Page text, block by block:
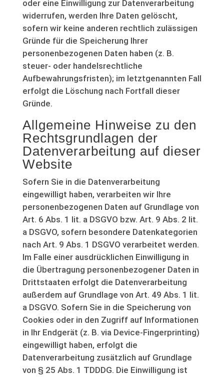
oder eine Einwilligung zur Datenverarbeitung
widerrufen, werden Ihre Daten gelöscht,
sofern wir keine anderen rechtlich zulässigen
Gründe für die Speicherung Ihrer
personenbezogenen Daten haben (z. B.
steuer- oder handelsrechtliche
Aufbewahrungsfristen); im letztgenannten Fall
erfolgt die Löschung nach Fortfall dieser
Gründe.
Allgemeine Hinweise zu den
Rechtsgrundlagen der
Datenverarbeitung auf dieser
Website
Sofern Sie in die Datenverarbeitung
eingewilligt haben, verarbeiten wir Ihre
personenbezogenen Daten auf Grundlage von
Art. 6 Abs. 1 lit. a DSGVO bzw. Art. 9 Abs. 2 lit.
a DSGVO, sofern besondere Datenkategorien
nach Art. 9 Abs. 1 DSGVO verarbeitet werden.
Im Falle einer ausdrücklichen Einwilligung in
die Übertragung personenbezogener Daten in
Drittstaaten erfolgt die Datenverarbeitung
außerdem auf Grundlage von Art. 49 Abs. 1 lit.
a DSGVO. Sofern Sie in die Speicherung von
Cookies oder in den Zugriff auf Informationen
in Ihr Endgerät (z. B. via Device-Fingerprinting)
eingewilligt haben, erfolgt die
Datenverarbeitung zusätzlich auf Grundlage
von § 25 Abs. 1 TDDDG. Die Einwilligung ist